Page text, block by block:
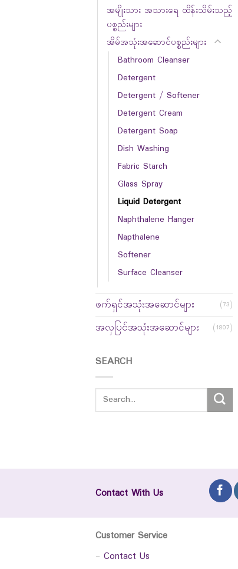
အမျိုးသား အသားရေ ထိန်းသိမ်းသည့်
ပစ္စည်းများ
အိမ်အသုံးအဆောင်ပစ္စည်းများ
Bathroom Cleanser
Detergent
Detergent / Softener
Detergent Cream
Detergent Soap
Dish Washing
Fabric Starch
Glass Spray
Liquid Detergent
Naphthalene Hanger
Napthalene
Softener
Surface Cleanser
ဖက်ရှင်အသုံးအဆောင်များ (73)
အလှပြင်အသုံးအဆောင်များ (1807)
SEARCH
Contact With Us
Customer Service
- Contact Us